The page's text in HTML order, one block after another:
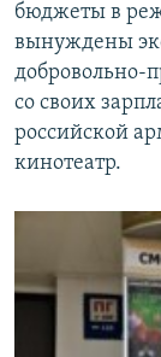
бюджеты в
вынуждены
добровольно-
со своих
российской
кинотеатр.